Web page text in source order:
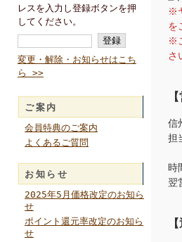
レスを入力し登録ボタンを押
してください。
変更・解除・お知らせはこち
ら >>
ご案内
会員特典のご案内
よくあるご質問
お知らせ
2025年5月価格改定のお知ら
せ
ポイント還元率改定のお知ら
せ
※
を
※
さ
信
担
時
翌